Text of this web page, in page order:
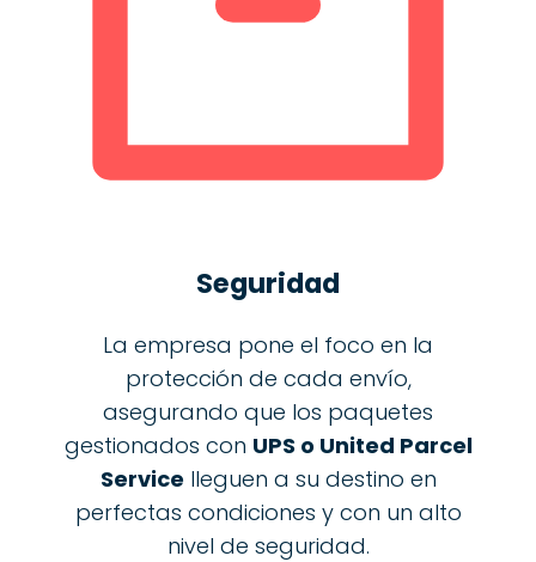
Seguridad
La empresa pone el foco en la
protección de cada envío,
asegurando que los paquetes
gestionados con UPS o United Parcel
Service lleguen a su destino en
perfectas condiciones y con un alto
nivel de seguridad.